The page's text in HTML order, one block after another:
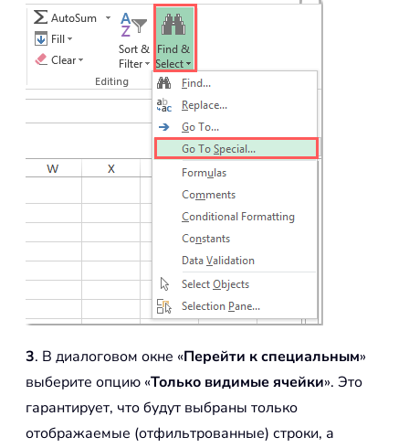
3. В диалоговом окне «Перейти к специальным»
выберите опцию «Только видимые ячейки». Это
гарантирует, что будут выбраны только
отображаемые (отфильтрованные) строки, а